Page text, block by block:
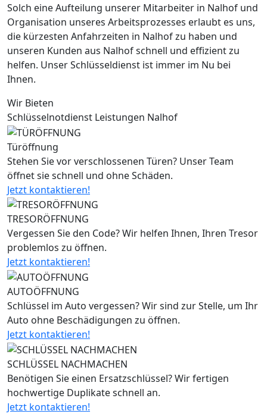
Solch eine Aufteilung unserer Mitarbeiter in Nalhof und
Organisation unseres Arbeitsprozesses erlaubt es uns,
die kürzesten Anfahrzeiten in Nalhof zu haben und
unseren Kunden aus Nalhof schnell und effizient zu
helfen. Unser Schlüsseldienst ist immer im Nu bei
Ihnen.
Wir Bieten
Schlüsselnotdienst Leistungen Nalhof
Türöffnung
Stehen Sie vor verschlossenen Türen? Unser Team
öffnet sie schnell und ohne Schäden.
Jetzt kontaktieren!
TRESORÖFFNUNG
Vergessen Sie den Code? Wir helfen Ihnen, Ihren Tresor
problemlos zu öffnen.
Jetzt kontaktieren!
AUTOÖFFNUNG
Schlüssel im Auto vergessen? Wir sind zur Stelle, um Ihr
Auto ohne Beschädigungen zu öffnen.
Jetzt kontaktieren!
SCHLÜSSEL NACHMACHEN
Benötigen Sie einen Ersatzschlüssel? Wir fertigen
hochwertige Duplikate schnell an.
Jetzt kontaktieren!